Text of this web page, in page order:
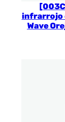
infrarrojo
Wave